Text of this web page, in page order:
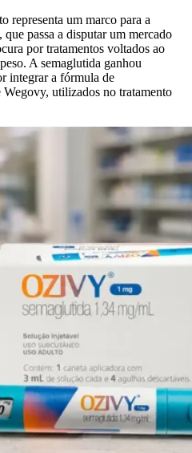
representa um marco para a
passa a disputar um mercado
por tratamentos voltados ao
A semaglutida ganhou
integrar a fórmula de
utilizados no tratamento